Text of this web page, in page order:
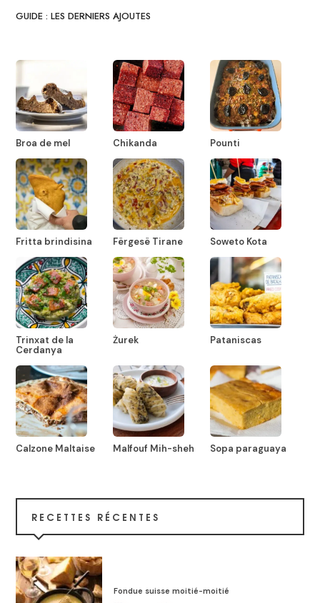
GUIDE : LES DERNIERS AJOUTES
Broa de mel Chikanda Pounti
Fritta brindisina Fërgesë Tirane Soweto Kota
Trinxat de la
Cerdanya
Żurek Pataniscas
Calzone Maltaise Malfouf Mih-sheh Sopa paraguaya
RECETTES RÉCENTES
Fondue suisse moitié-moitié